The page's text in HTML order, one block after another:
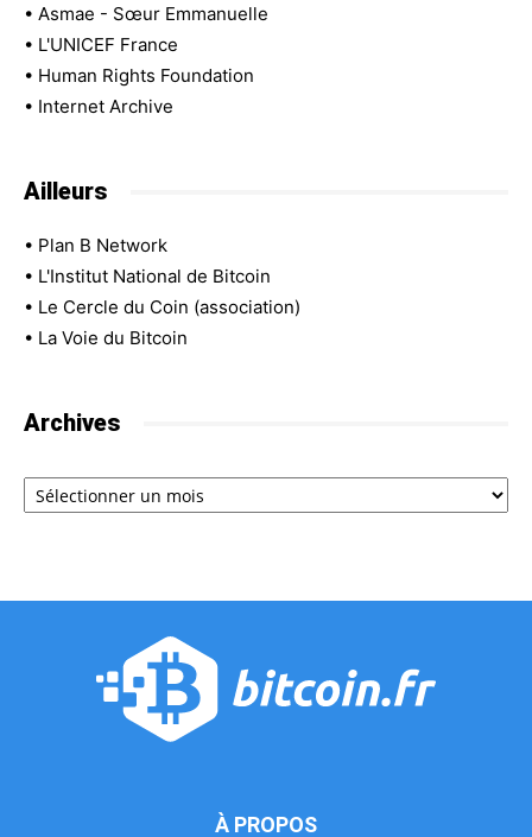
• Asmae - Sœur Emmanuelle
• L'UNICEF France
• Human Rights Foundation
• Internet Archive
Ailleurs
• Plan B Network
• L'Institut National de Bitcoin
• Le Cercle du Coin (association)
• La Voie du Bitcoin
Archives
Archives
À PROPOS